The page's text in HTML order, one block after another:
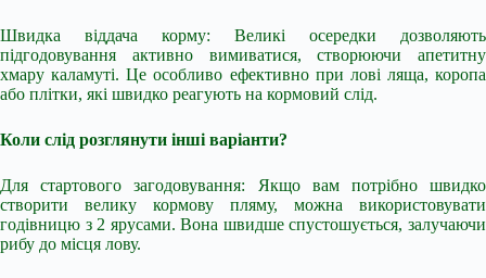
Швидка віддача корму: Великі осередки дозволяють
підгодовування активно вимиватися, створюючи апетитну
хмару каламуті. Це особливо ефективно при лові ляща, коропа
або плітки, які швидко реагують на кормовий слід.
Коли слід розглянути інші варіанти?
Для стартового загодовування: Якщо вам потрібно швидко
створити велику кормову пляму, можна використовувати
годівницю з 2 ярусами. Вона швидше спустошується, залучаючи
рибу до місця лову.